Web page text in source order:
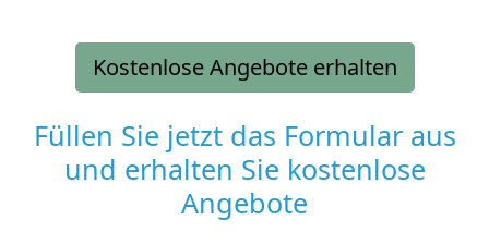
Kostenlose Angebote erhalten
Füllen Sie jetzt das Formular aus
und erhalten Sie kostenlose
Angebote